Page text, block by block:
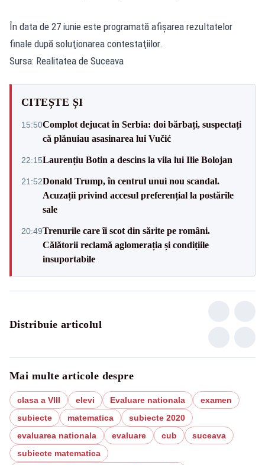
În data de 27 iunie este programată afişarea rezultatelor
finale după soluţionarea contestaţiilor.
Sursa: Realitatea de Suceava
CITEȘTE ȘI
15:50Complot dejucat în Serbia: doi bărbați, suspectați
că plănuiau asasinarea lui Vučić
22:15Laurențiu Botin a descins la vila lui Ilie Bolojan
21:52Donald Trump, în centrul unui nou scandal.
Acuzații privind accesul preferențial la postările
sale
20:49Trenurile care îi scot din sărite pe români.
Călătorii reclamă aglomerația și condițiile
insuportabile
Distribuie articolul
Mai multe articole despre
clasa a VIII elevi Evaluare nationala
examen
subiecte
matematica
subiecte 2020
evaluarea nationala
evaluare cub
suceava
subiecte matematica